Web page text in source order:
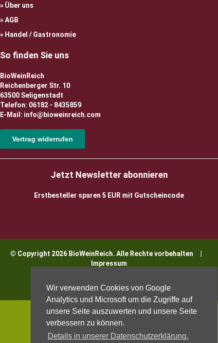
Wir verwenden Cookies von Google
Analytics und Microsoft um die Zugriffe auf
unsere Seite auszuwerten und unsere Seite
verbessern zu können.
Details in unserer Datenschutzerklärung.
Über uns
AGB
Handel / Gastronomie
So finden Sie uns
BioWeinReich
Reichenberger Str. 10
63500 Seligenstadt
Telefon: 06182 - 8435859
E-Mail: info@bioweinreich.com
Vertrag widerrufen
Jetzt Newsletter abonnieren
Erstbesteller sparen 5 EUR mit Gutscheincode
© Copyright 2026 BioWeinReich. Alle Rechte vorbehalten |
Impressum